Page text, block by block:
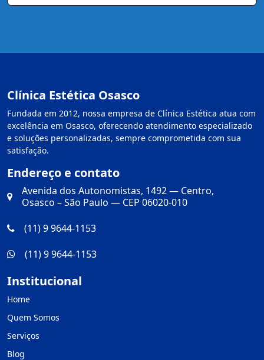
Clínica Estética Osasco
Fundada em 2012, nossa empresa de Clínica Estética atua com
excelência em Osasco, oferecendo atendimento especializado
e soluções personalizadas, sempre comprometida com sua
satisfação.
Endereço e contato
Avenida dos Autonomistas, 1492 — Centro,
Osasco – São Paulo — CEP 06020-010
(11) 9 9644-1153
(11) 9 9644-1153
Institucional
Home
Quem Somos
Serviços
Blog